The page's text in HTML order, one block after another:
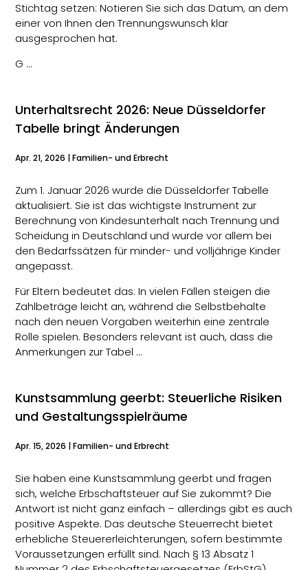
Stichtag setzen: Notieren Sie sich das Datum, an dem
einer von Ihnen den Trennungswunsch klar
ausgesprochen hat.
G …
Unterhaltsrecht 2026: Neue Düsseldorfer
Tabelle bringt Änderungen
Apr. 21, 2026 |Familien- und Erbrecht
Zum 1. Januar 2026 wurde die Düsseldorfer Tabelle
aktualisiert. Sie ist das wichtigste Instrument zur
Berechnung von Kindesunterhalt nach Trennung und
Scheidung in Deutschland und wurde vor allem bei
den Bedarfssätzen für minder- und volljährige Kinder
angepasst.
Für Eltern bedeutet das: In vielen Fällen steigen die
Zahlbeträge leicht an, während die Selbstbehalte
nach den neuen Vorgaben weiterhin eine zentrale
Rolle spielen. Besonders relevant ist auch, dass die
Anmerkungen zur Tabel …
Kunstsammlung geerbt: Steuerliche Risiken
und Gestaltungsspielräume
Apr. 15, 2026 |Familien- und Erbrecht
Sie haben eine Kunstsammlung geerbt und fragen
sich, welche Erbschaftsteuer auf Sie zukommt? Die
Antwort ist nicht ganz einfach – allerdings gibt es auch
positive Aspekte. Das deutsche Steuerrecht bietet
erhebliche Steuererleichterungen, sofern bestimmte
Voraussetzungen erfüllt sind. Nach § 13 Absatz 1